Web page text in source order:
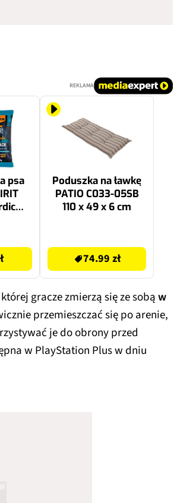
REKLAMA
psa
Poduszka na ławkę
PATIO C033-05SB
110 x 49 x 6 cm
74.99 zł
gracze zmierzą się ze sobąw
przemieszczać się po arenie,
je do obrony przed
w PlayStation Plus w dniu